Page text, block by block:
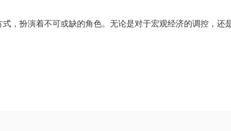
，扮演着不可或缺的角色。无论是对于宏观经济的调控，还